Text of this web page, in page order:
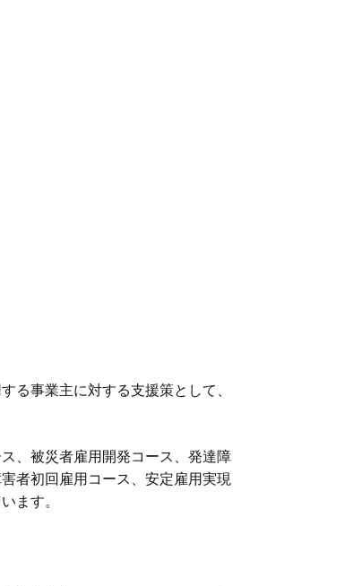
る事業主に対する支援策として、
、被災者雇用開発コース、発達障
者初回雇用コース、安定雇用実現
ます。